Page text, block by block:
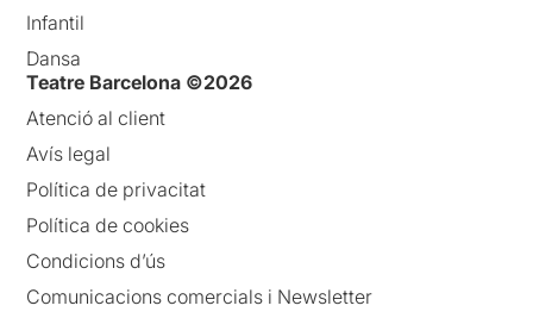
Infantil
Dansa
Teatre Barcelona ©2026
Atenció al client
Avís legal
Política de privacitat
Política de cookies
Condicions d’ús
Comunicacions comercials i Newsletter